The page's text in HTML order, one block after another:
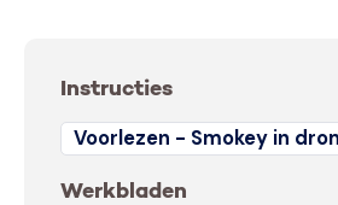
Instructies
Voorlezen - Smokey in
Werkbladen